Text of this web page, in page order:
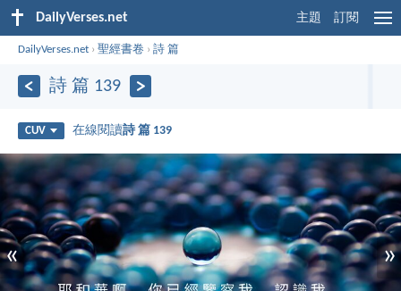
DailyVerses.net 主題 訂閱
DailyVerses.net ›聖經書卷 ›詩 篇
詩 篇 139
CUV 在線閱讀詩 篇 139
« »